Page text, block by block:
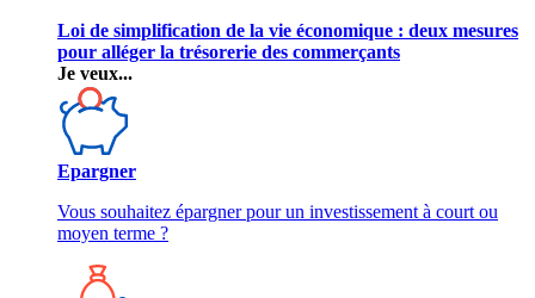
Loi de simplification de la vie économique : deux mesures
pour alléger la trésorerie des commerçants
Je veux...
Epargner
Vous souhaitez épargner pour un investissement à court ou
moyen terme ?